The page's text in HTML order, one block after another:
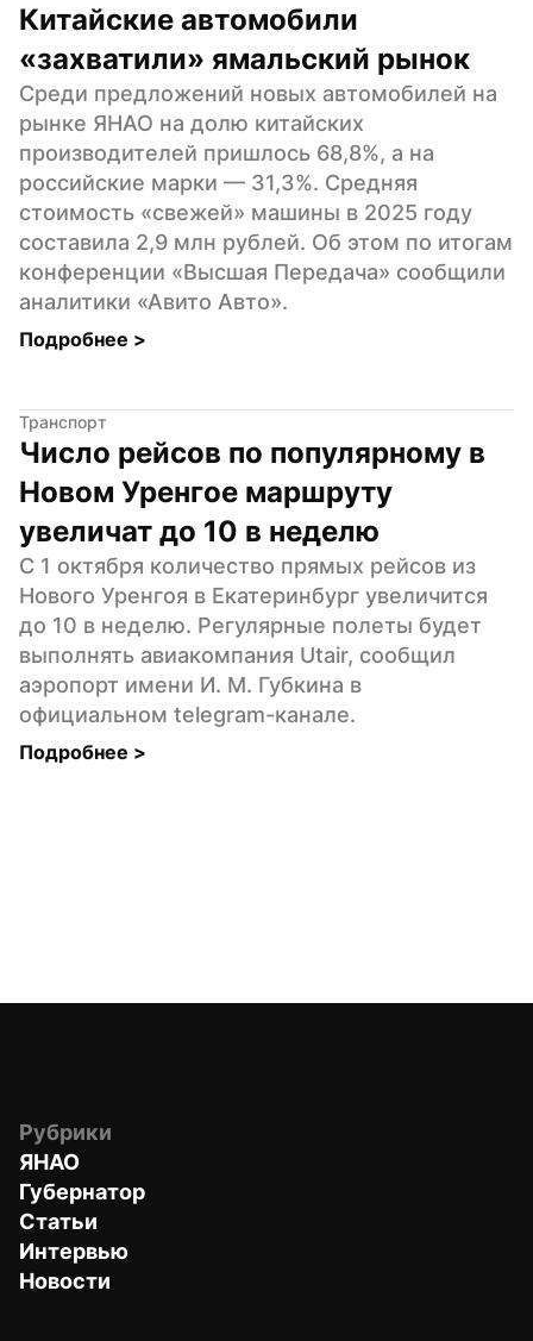
Китайские автомобили
«захватили» ямальский рынок
Среди предложений новых автомобилей на
рынке ЯНАО на долю китайских
производителей пришлось 68,8%, а на
российские марки — 31,3%. Средняя
стоимость «свежей» машины в 2025 году
составила 2,9 млн рублей. Об этом по итогам
конференции «Высшая Передача» сообщили
аналитики «Авито Авто».
Подробнее >
Транспорт
Число рейсов по популярному в
Новом Уренгое маршруту
увеличат до 10 в неделю
С 1 октября количество прямых рейсов из
Нового Уренгоя в Екатеринбург увеличится
до 10 в неделю. Регулярные полеты будет
выполнять авиакомпания Utair, сообщил
аэропорт имени И. М. Губкина в
официальном telegram-канале.
Подробнее >
Рубрики
ЯНАО
Губернатор
Статьи
Интервью
Новости